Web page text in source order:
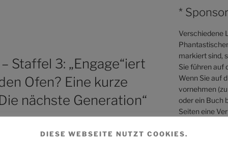
Staffel 3: „Engage“iert
Ofen? Eine kurze
nächste Generation“
*
Verschiedene
markiert sind,
Sie führen auf
Wenn Sie auf
vornehmen
oder ein Buch
Seiten eine
DIESE WEBSEITE NUTZT COOKIES.